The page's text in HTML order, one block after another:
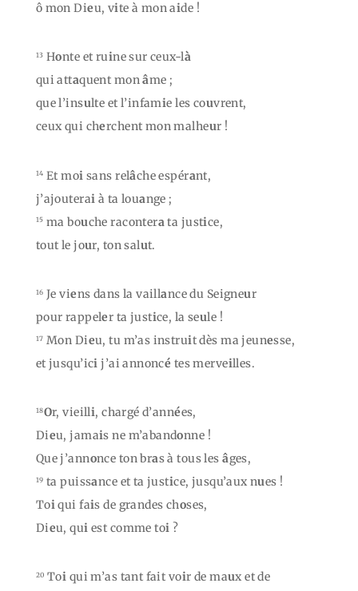
ô mon Dieu, vite à mon aide !
13 Honte et ruine sur ceux-là
qui attaquent monâme ;
que l’insulte et l’infamie les couvrent,
ceux qui cherchent mon malheur !
14 Et moi sans relâche espérant,
j’ajouterai à ta louange ;
15 ma bouche racontera ta justice,
tout le jour, ton salut.
16 Je viens dans la vaillance du Seigneur
pour rappeler ta justice, la seule !
17 Mon Dieu, tu m’as instruit dès ma jeunesse,
et jusqu’ici j’ai annoncé tes merveilles.
18Or, vieilli, chargé d’années,
Dieu, jamais ne m’abandonne !
Que j’annonce ton bras à tous lesâges,
19 ta puissance et ta justice, jusqu’aux nues !
Toiqui fais de grandes choses,
Dieu, qui est comme toi ?
20 Toi qui m’as tant fait voir de maux et de